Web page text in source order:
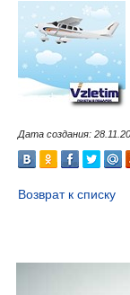
Дата создания:
Возврат к списку